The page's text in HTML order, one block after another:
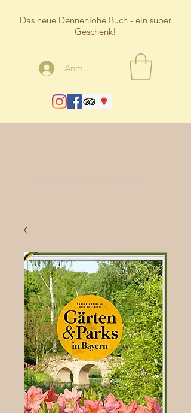
Das neue Dennenlohe Buch - ein super
Geschenk!
Anmelden